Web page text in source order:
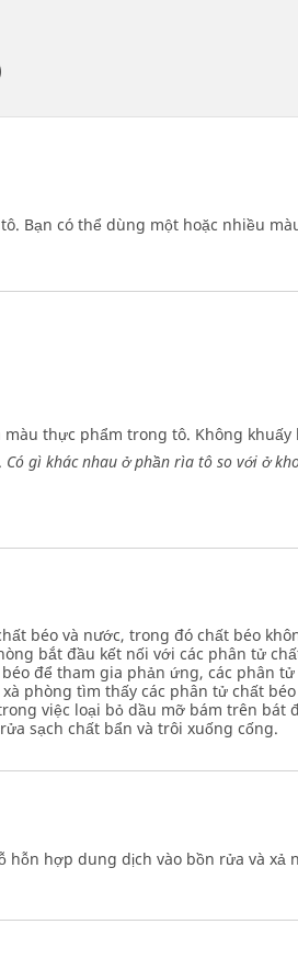
Bạn có thể dùng một hoặc nhiều
thực phẩm trong tô. Không
Có gì khác nhau ở phần rìa tô so với ở
béo và nước, trong đó chất béo
bắt đầu kết nối với các phân tử
để tham gia phản ứng, các phân
phòng tìm thấy các phân tử chất
việc loại bỏ dầu mỡ bám trên bát
sạch chất bẩn và trôi xuống cống.
hợp dung dịch vào bồn rửa và xả